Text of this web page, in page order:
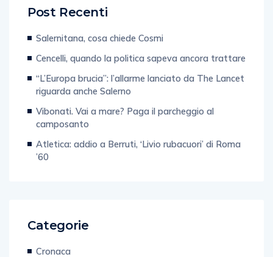
Post Recenti
Salernitana, cosa chiede Cosmi
Cencelli, quando la politica sapeva ancora trattare
“L’Europa brucia”: l’allarme lanciato da The Lancet
riguarda anche Salerno
Vibonati. Vai a mare? Paga il parcheggio al
camposanto
Atletica: addio a Berruti, ‘Livio rubacuori’ di Roma
’60
Categorie
Cronaca